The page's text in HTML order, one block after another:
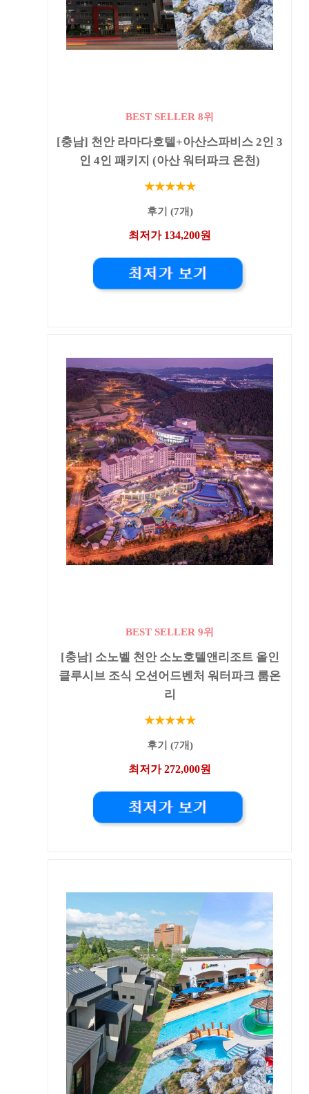
BEST SELLER 8위
[충남] 천안 라마다호텔+아산스파비스 2인 3
인 4인 패키지 (아산 워터파크 온천)
★★★★★
후기 (7개)
최저가 134,200원
BEST SELLER 9위
[충남] 소노벨 천안 소노호텔앤리조트 올인
클루시브 조식 오션어드벤처 워터파크 룸온
리
★★★★★
후기 (7개)
최저가 272,000원